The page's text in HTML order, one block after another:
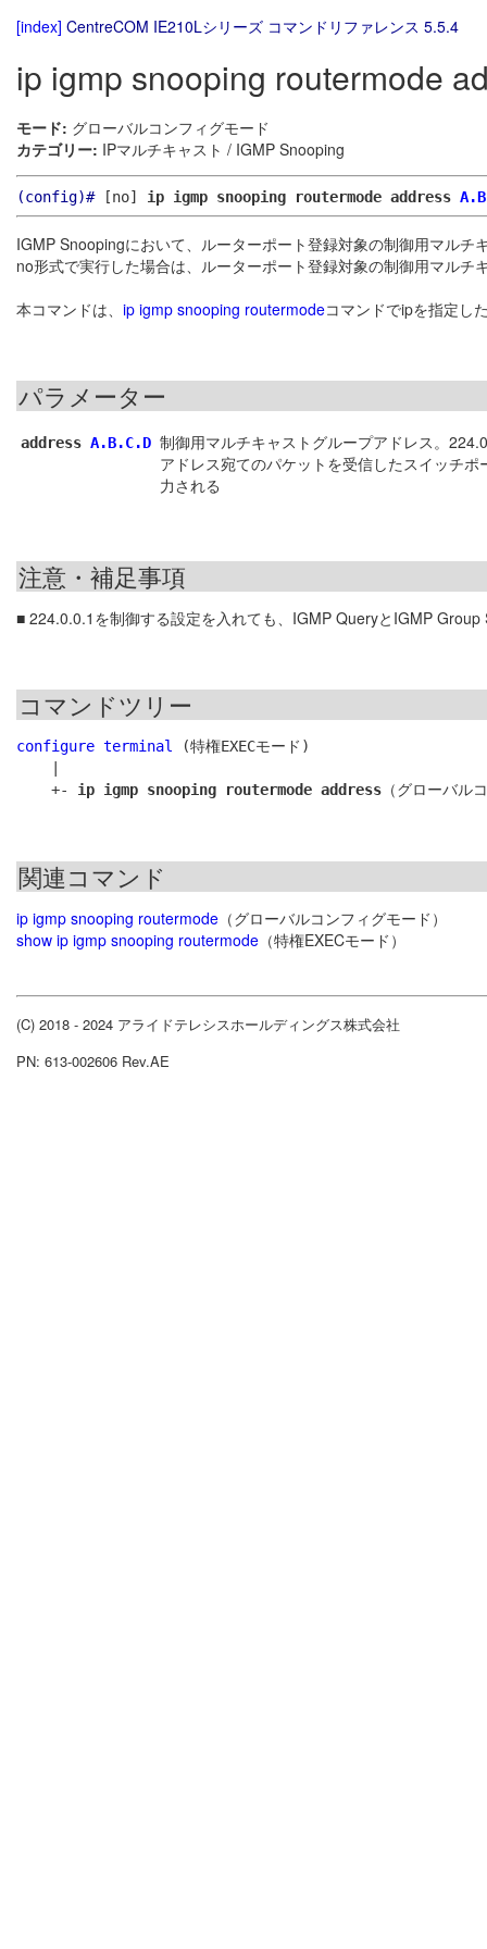
[index] CentreCOM IE210Lシリーズ コマンドリファレンス 5.5.4
ip igmp snooping routermode
モード: グローバルコンフィグモード
カテゴリー: IPマルチキャスト / IGMP Snooping
(config)#[no] ip igmp snooping routermode address
IGMP Snoopingにおいて、ルーターポート登録対象の制御用マルチ
no形式で実行した場合は、ルーターポート登録対象の制御用マルチ
本コマンドは、 ip igmp snooping routermodeコマンドでipを指定し
パラメーター
address A.B.C.D 制御用マルチキャストグループアドレス。
アドレス宛てのパケットを受信したスイッチ
力される
注意・補足事項
■ 224.0.0.1を制御する設定を入れても、IGMP QueryとIGMP
コマンドツリー
configure terminal
(特権EXECモード)
    +-
ip igmp snooping routermode address
関連コマンド
ip igmp snooping routermode （グローバルコンフィグモード）
show ip igmp snooping routermode （特権EXECモード）
(C) 2018 - 2024 アライドテレシスホールディングス株式会社
PN: 613-002606 Rev.AE